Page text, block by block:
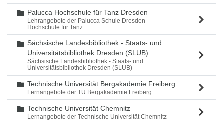
Ordner
Palucca Hochschule für Tanz Dresden
Lehrangebote der Palucca Schule Dresden -
Hochschule für Tanz
Ordner
Sächsische Landesbibliothek - Staats- und
Universitätsbibliothek Dresden (SLUB)
Sächsische Landesbibliothek - Staats- und
Universitätsbibliothek Dresden (SLUB)
Ordner
Technische Universität Bergakademie Freiberg
Lernangebote der TU Bergakademie Freiberg
Ordner
Technische Universität Chemnitz
Lernangebote der Technische Universität Chemnitz